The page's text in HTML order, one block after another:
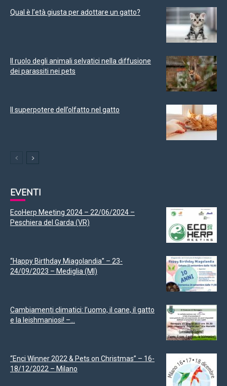
Qual è l’età giusta per adottare un gatto?
Il ruolo degli animali selvatici nella diffusione
dei parassiti nei pets
Il superpotere dell’olfatto nel gatto
EVENTI
EcoHerp Meeting 2024 – 22/06/2024 –
Peschiera del Garda (VR)
“Happy Birthday Miagolandia” – 23-
24/09/2023 – Mediglia (MI)
Cambiamenti climatici: l’uomo, il cane, il gatto
e la leishmaniosi! –...
“Enci Winner 2022 & Pets on Christmas” – 16-
18/12/2022 – Milano